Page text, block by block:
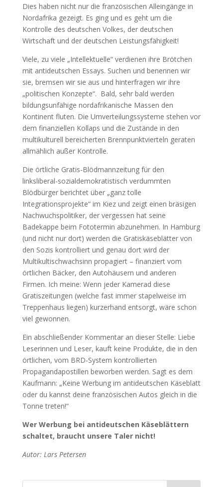
Dies haben nicht nur die französischen Alleingänge in
Nordafrika gezeigt. Es ging und es geht um die
Kontrolle des deutschen Volkes, der deutschen
Wirtschaft und der deutschen Leistungsfähigkeit!
Viele, zu viele „Intellektuelle“ verdienen ihre Brötchen
mit antideutschen Essays. Suchen und benennen wir
sie, bremsen wir sie aus und hinterfragen wir ihre
„politischen Konzepte“. Bald, sehr bald werden
bildungsunfähige nordafrikanische Massen den
Kontinent fluten. Die Umverteilungssysteme stehen vor
dem finanziellen Kollaps und die Zustände in den
multikulturell bereicherten Brennpunktvierteln geraten
allmählich außer Kontrolle.
Die örtliche Gratis-Blödmannzeitung für den
linksliberal-sozialdemokratistisch verdummten
Blödbürger berichtet über „ganz tolle
Integrationsprojekte“ im Kiez und zeigt einen bräsigen
Nachwuchspolitiker, der vergessen hat seine
Badekappe beim Fototermin abzunehmen. In Hamburg
(und nicht nur dort) werden die Gratiskäseblätter von
den Sozis kontrolliert und genau dort wird der
Multikultischwachsinn propagiert – finanziert vom
örtlichen Bäcker, den Autohäusern und anderen
Firmen. Ich meine: Wenn jeder Kamerad diese
Gratiszeitungen (welche fast immer stapelweise im
Treppenhaus liegen) kurzerhand entsorgt, wäre schon
viel gewonnen.
Ein abschließender Kommentar an dieser Stelle: Liebe
Leserinnen und Leser, kauft keine Produkte, die in den
örtlichen, vom BRD-System kontrollierten
Propagandapostillen beworben werden. Sagt es dem
Kaufmann: „Keine Werbung im antideutschen Käseblatt
oder du kannst deine französischen Autos gleich in die
Tonne treten!“
Wer Werbung bei antideutschen Käseblättern
schaltet, braucht unsere Taler nicht!
Autor: Lars Petersen